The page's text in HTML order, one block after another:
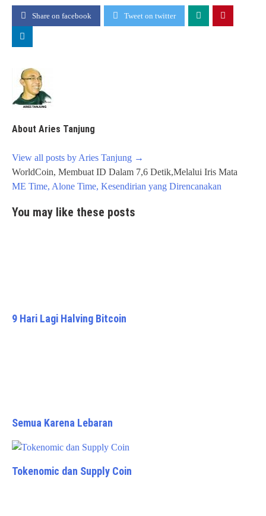
Share on facebook Tweet on twitter
About Aries Tanjung
View all posts by Aries Tanjung →
Post
navigation
WorldCoin, Membuat ID Dalam 7,6 Detik,Melalui Iris Mata
ME Time, Alone Time, Kesendirian yang Direncanakan
You may like these posts
9 Hari Lagi Halving Bitcoin
Semua Karena Lebaran
Tokenomic dan Supply Coin